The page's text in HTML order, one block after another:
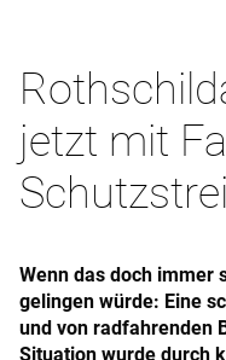
jetzt mit
Wenn das doch immer
gelingen würde: Eine
und von radfahrenden
Situation wurde durch